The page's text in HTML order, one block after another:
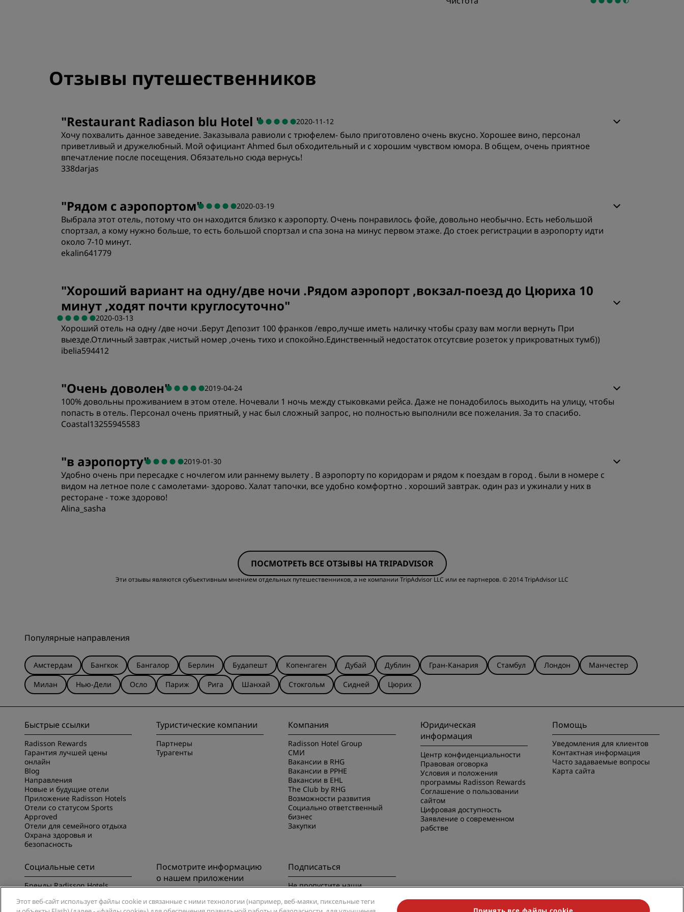
Отзывы путешественников
"Restaurant Radiason blu Hotel " 2020-11-12
Хочу похвалить данное заведение. Заказывала равиоли с трюфелем- было приготовлено очень вкусно. Хорошее вино, персонал
приветливый и дружелюбный. Мой официант Ahmed был обходительный и с хорошим чувством юмора. В общем, очень приятное
впечатление после посещения. Обязательно сюда вернусь!
338darjas
"Рядом с аэропортом" 2020-03-19
Выбрала этот отель, потому что он находится близко к аэропорту. Очень понравилось фойе, довольно необычно. Есть небольшой
спортзал, а кому нужно больше, то есть большой спортзал и спа зона на минус первом этаже. До стоек регистрации в аэропорту идти
около 7-10 минут.
ekalin641779
Расположение Чистота
"Хороший вариант на одну/две ночи .Рядом аэропорт ,вокзал-поезд до Цюриха 10
минут ,ходят почти круглосуточно"
2020-03-13
Хороший отель на одну /две ночи .Берут Депозит 100 франков /евро,лучше иметь наличку чтобы сразу вам могли вернуть При
выезде.Отличный завтрак ,чистый номер ,очень тихо и спокойно.Единственный недостаток отсутсвие розеток у прикроватных тумб))
ibelia594412
Расположение Чистота Обслуживание
"Очень доволен" 2019-04-24
100% довольны проживанием в этом отеле. Ночевали 1 ночь между стыковками рейса. Даже не понадобилось выходить на улицу, чтобы
попасть в отель. Персонал очень приятный, у нас был сложный запрос, но полностью выполнили все пожелания. За то спасибо.
Coastal13255945583
Расположение Чистота Обслуживание
"в аэропорту" 2019-01-30
Удобно очень при пересадке с ночлегом или раннему вылету . В аэропорту по коридорам и рядом к поездам в город . были в номере с
видом на летное поле с самолетами- здорово. Халат тапочки, все удобно комфортно . хороший завтрак. один раз и ужинали у них в
ресторане - тоже здорово!
Alina_sasha
ПОСМОТРЕТЬ ВСЕ ОТЗЫВЫ НА TRIPADVISOR
Эти отзывы являются субъективным мнением отдельных путешественников, а не компании TripAdvisor LLC или ее партнеров.© 2014 TripAdvisor LLC
Популярные направления
Амстердам Бангкок Бангалор Берлин Будапешт Копенгаген Дубай Дублин Гран-Канария Стамбул Лондон
Манчестер
Милан
Нью-Дели Осло Париж Рига Шанхай Стокгольм Сидней Цюрих
Быстрые ссылки
Radisson Rewards
Гарантия лучшей цены
онлайн
Blog
Направления
Новые и будущие отели
Приложение Radisson Hotels
Отели со статусом Sports
Approved
Отели для семейного отдыха
Охрана здоровья и
безопасность
Туристические компании
Партнеры
Турагенты
Компания
Radisson Hotel Group
СМИ
Вакансии в RHG
Вакансии в PPHE
Вакансии в EHL
The Club by RHG
Возможности развития
Социально ответственный
бизнес
Закупки
Юридическая
информация
Центр конфиденциальности
Правовая оговорка
Условия и положения
программы Radisson Rewards
Соглашение о пользовании
сайтом
Цифровая доступность
Заявление о современном
рабстве
Помощь
Уведомления для клиентов
Контактная информация
Часто задаваемые вопросы
Карта сайта
Социальные сети
Бренды Radisson Hotels
Посмотрите информацию
о нашем приложении
Radisson Hotels
Подписаться
Не пропустите наши
наибольшей популярностью
Этот веб-сайт использует файлы cookie и связанные с ними технологии (например, веб-маяки, пиксельные теги